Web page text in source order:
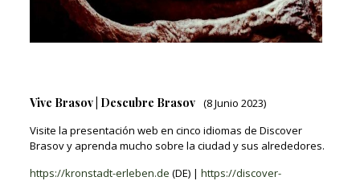
Vive Brasov | Descubre Brasov (8 Junio 2023)
Visite la presentación web en cinco idiomas de Discover
Brasov y aprenda mucho sobre la ciudad y sus alrededores.
https://kronstadt-erleben.de (DE) | https://discover-